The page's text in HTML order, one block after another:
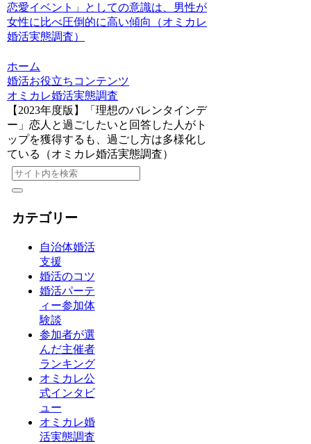
恋愛イベント」としての意識は、男性が
女性に比べ圧倒的に高い傾向（オミカレ
婚活実態調査）
ホーム
婚活お役立ちコンテンツ
オミカレ婚活実態調査
【2023年度版】「理想のバレンタインデ
ー」恋人と過ごしたいと回答した人がト
ップを獲得するも、過ごし方は多様化し
ている（オミカレ婚活実態調査）
カテゴリー
自治体婚活
支援
婚活のコツ
婚活パーテ
ィー参加体
験談
参加者が選
んだ主催者
ランキング
オミカレ公
式インタビ
ュー
オミカレ婚
活実態調査